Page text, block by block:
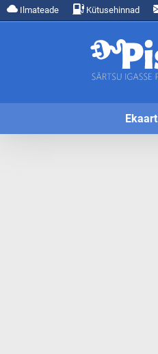
Ilmateade Kütusehinnad
Ekaart